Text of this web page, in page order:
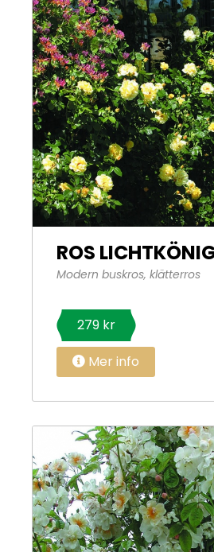
ROS
Modern buskros, klätterros
279 kr
Mer info